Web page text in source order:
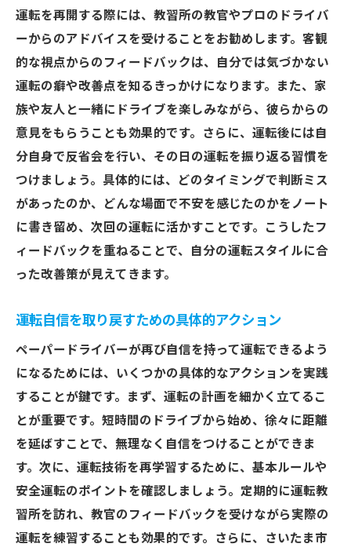
運転を再開する際には、教習所の教官やプロのドライバ
ーからのアドバイスを受けることをお勧めします。客観
的な視点からのフィードバックは、自分では気づかない
運転の癖や改善点を知るきっかけになります。また、家
族や友人と一緒にドライブを楽しみながら、彼らからの
意見をもらうことも効果的です。さらに、運転後には自
分自身で反省会を行い、その日の運転を振り返る習慣を
つけましょう。具体的には、どのタイミングで判断ミス
があったのか、どんな場面で不安を感じたのかをノート
に書き留め、次回の運転に活かすことです。こうしたフ
ィードバックを重ねることで、自分の運転スタイルに合
った改善策が見えてきます。
運転自信を取り戻すための具体的アクション
ペーパードライバーが再び自信を持って運転できるよう
になるためには、いくつかの具体的なアクションを実践
することが鍵です。まず、運転の計画を細かく立てるこ
とが重要です。短時間のドライブから始め、徐々に距離
を延ばすことで、無理なく自信をつけることができま
す。次に、運転技術を再学習するために、基本ルールや
安全運転のポイントを確認しましょう。定期的に運転教
習所を訪れ、教官のフィードバックを受けながら実際の
運転を練習することも効果的です。さらに、さいたま市